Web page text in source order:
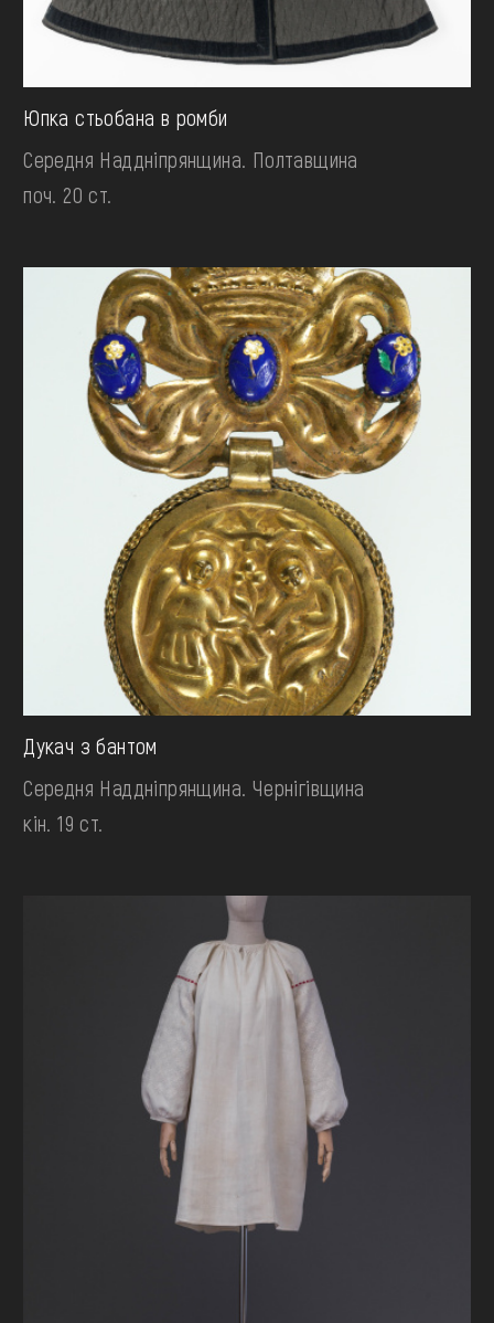
Юпка стьобана в ромби
Середня Наддніпрянщина. Полтавщина
поч. 20 ст.
Дукач з бантом
Середня Наддніпрянщина. Чернігівщина
кін. 19 ст.